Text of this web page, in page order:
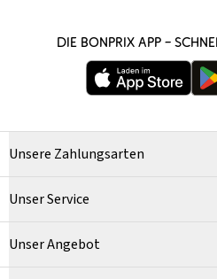
DIE BONPRIX APP –
Unsere Zahlungsarten
Unser Service
Unser Angebot